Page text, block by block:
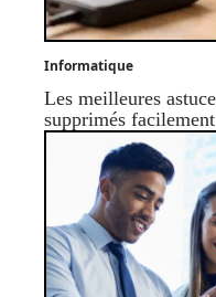
Informatique
Les meilleures
supprimés facilement